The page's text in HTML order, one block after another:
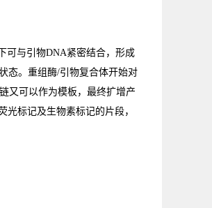
可与引物DNA紧密结合，形成
态。 重组酶/引物复合体开始对
又可以作为模板， 最终扩增产
光标记及生物素标记的片段，